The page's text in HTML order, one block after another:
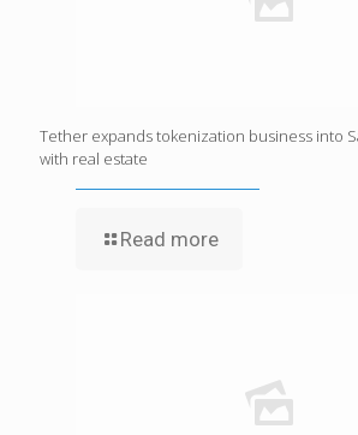
Tether expands tokenization business into
with real estate
Read more